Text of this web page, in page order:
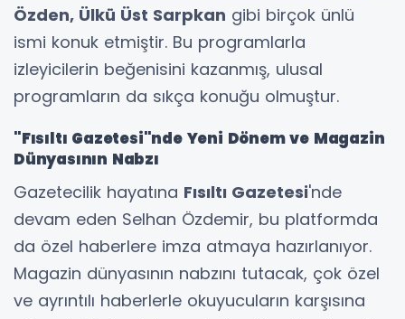
Özden, Ülkü Üst Sarpkan gibi birçok ünlü
ismi konuk etmiştir. Bu programlarla
izleyicilerin beğenisini kazanmış, ulusal
programların da sıkça konuğu olmuştur.
"Fısıltı Gazetesi"nde Yeni Dönem ve Magazin
Dünyasının Nabzı
Gazetecilik hayatına Fısıltı Gazetesi'nde
devam eden Selhan Özdemir, bu platformda
da özel haberlere imza atmaya hazırlanıyor.
Magazin dünyasının nabzını tutacak, çok özel
ve ayrıntılı haberlerle okuyucuların karşısına